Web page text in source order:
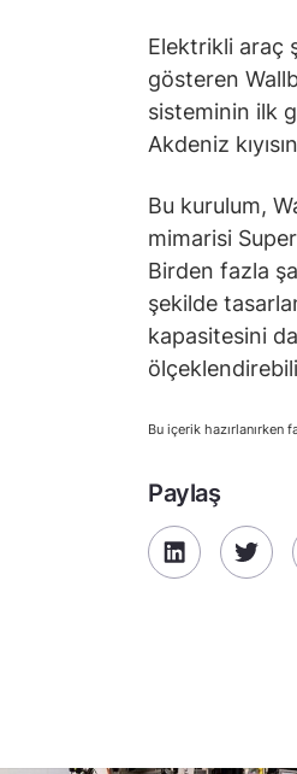
Elektrikli araç
gösteren
sisteminin ilk
Akdeniz
Bu kurulum,
mimarisi
Birden fazla
şekilde
kapasitesini
Bu içerik hazırlanırken
Paylaş